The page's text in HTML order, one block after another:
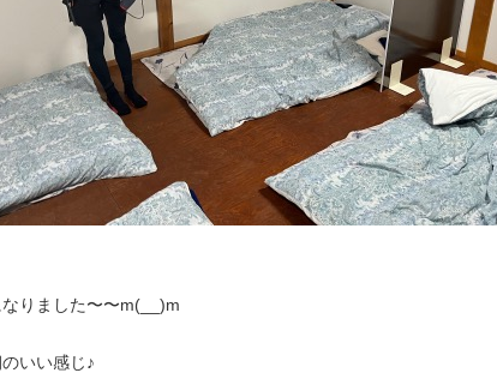
りました〜〜m(__)m
いい感じ♪